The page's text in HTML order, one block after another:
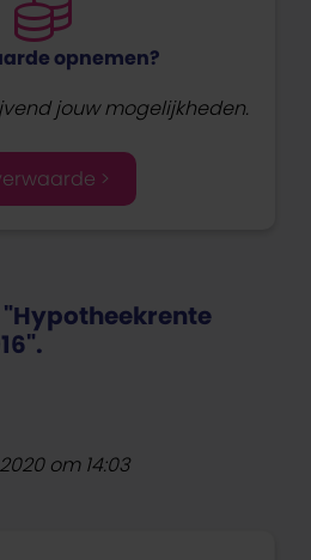
opnemen?
jouw mogelijkheden.
>
om 14:03